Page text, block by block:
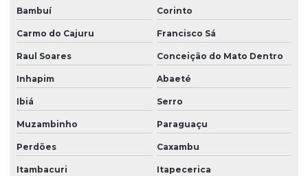
Bambuí Corinto
Carmo do Cajuru Francisco Sá
Raul Soares Conceição do Mato Dentro
Inhapim Abaeté
Ibiá Serro
Muzambinho Paraguaçu
Perdões Caxambu
Itambacuri Itapecerica